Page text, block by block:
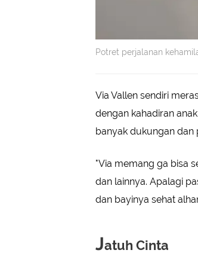
Potret perjalanan
Via Vallen sendiri
dengan kahadiran
banyak dukungan dan
"Via memang ga bisa
dan lainnya. Apalagi
dan bayinya sehat
Jatuh Cinta